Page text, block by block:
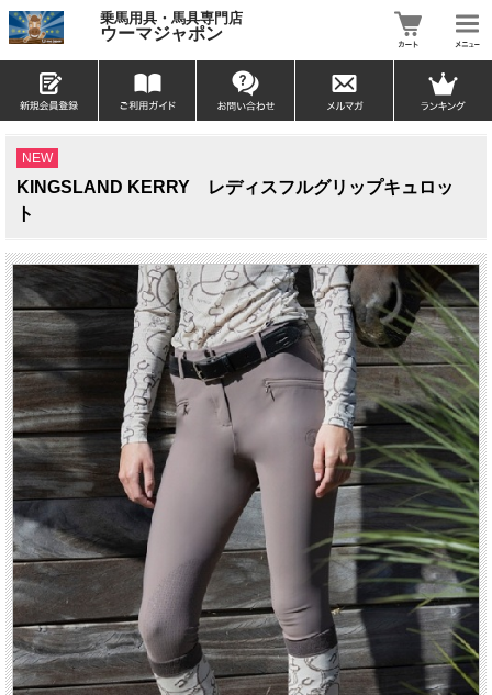
乗馬用具・馬具専門店
ウーマジャポン
NEW
KINGSLAND KERRY レディスフルグリップキュロッ
ト